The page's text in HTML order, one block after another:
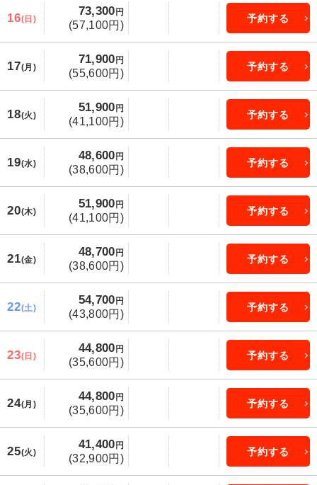
16(日)
73,300 円
(57,100円)
予約する
17(月)
71,900 円
(55,600円)
予約する
18(火)
51,900 円
(41,100円)
予約する
19(水)
48,600 円
(38,600円)
予約する
20(木)
51,900 円
(41,100円)
予約する
21(金)
48,700 円
(38,600円)
予約する
22(土)
54,700 円
(43,800円)
予約する
23(日)
44,800 円
(35,600円)
予約する
24(月)
44,800 円
(35,600円)
予約する
25(火)
41,400 円
(32,900円)
予約する